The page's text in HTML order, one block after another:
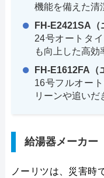
機能を備えた清
FH-E2421SA（
24号オートタ
も向上した高効
FH-E1612FA（
16号フルオー
リーンや追いだ
給湯器メーカー
ノーリツは、災害時